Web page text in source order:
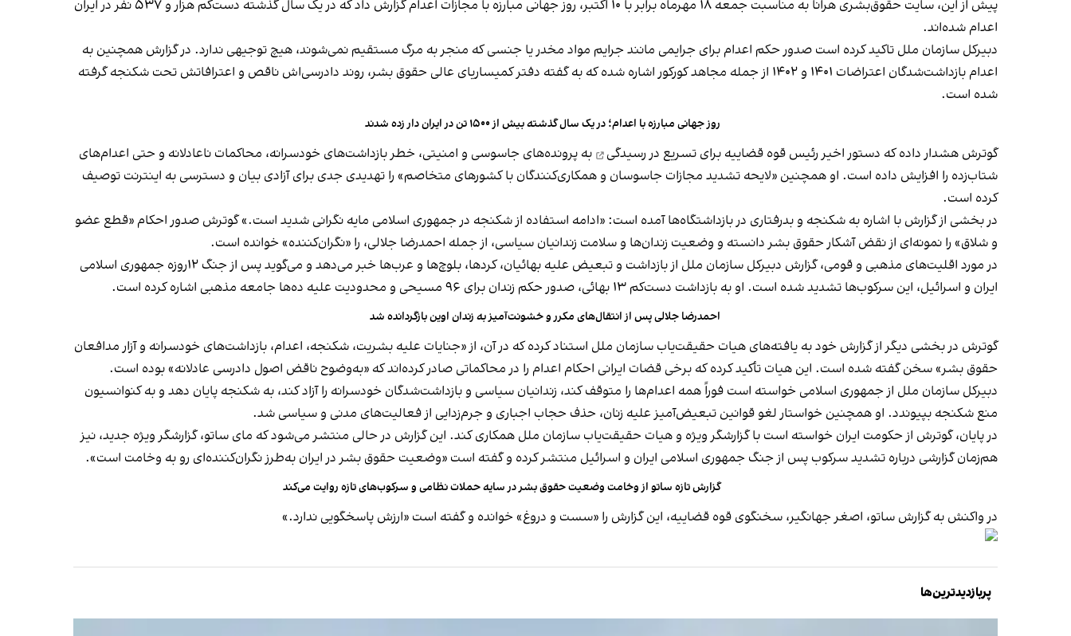
پیش از این،‌ سایت حقوق‌بشری هرانا به مناسبت جمعه ۱۸ مهرماه برابر با ۱۰ اکتبر، روز جهانی مبارزه با مجازات اعدام گزارش داد که در یک سال گذشته دست‌کم هزار و ۵۳۷ نفر در ایران
اعدام شده‌اند.
دبیرکل سازمان ملل تاکید کرده است صدور حکم اعدام برای جرایمی مانند جرایم مواد مخدر یا جنسی که منجر به مرگ مستقیم نمی‌شوند، هیچ توجیهی ندارد. در گزارش همچنین به
اعدام بازداشت‌شدگان اعتراضات ۱۴۰۱ و ۱۴۰۲ از جمله مجاهد کورکور اشاره شده که به گفته دفتر کمیساریای عالی حقوق بشر، روند دادرسی‌اش ناقص و اعترافاتش تحت شکنجه گرفته
شده است.
روز جهانی مبارزه با اعدام؛ در یک سال گذشته بیش از ۱۵۰۰ تن در ایران دار زده شدند
گوترش هشدار داده که دستور اخیر رئیس قوه قضاییه برای تسریع در رسیدگی
به پرونده‌های جاسوسی و امنیتی، خطر بازداشت‌های خودسرانه، محاکمات ناعادلانه و حتی اعدام‌های
شتاب‌زده را افزایش داده است. او همچنین «لایحه تشدید مجازات جاسوسان و همکاری‌کنندگان با کشورهای متخاصم» را تهدیدی جدی برای آزادی بیان و دسترسی به اینترنت توصیف
کرده است.
در بخشی از گزارش با اشاره به شکنجه و بدرفتاری در بازداشتگاه‌ها آمده است: «ادامه استفاده از شکنجه در جمهوری اسلامی مایه نگرانی شدید است.» گوترش صدور احکام «قطع عضو
و شلاق» را نمونه‌ای از نقض آشکار حقوق بشر دانسته و وضعیت زندان‌ها و سلامت زندانیان سیاسی، از جمله احمدرضا جلالی، را «نگران‌کننده» خوانده است.
در مورد اقلیت‌های مذهبی و قومی، گزارش دبیرکل سازمان ملل از بازداشت و تبعیض علیه بهائیان، کردها، بلوچ‌ها و عرب‌ها خبر می‌دهد و می‌گوید پس از جنگ ۱۲روزه جمهوری اسلامی
ایران و اسرائیل، این سرکوب‌ها تشدید شده است. او به بازداشت دست‌کم ۱۳ بهائی، صدور حکم زندان برای ۹۶ مسیحی و محدودیت علیه ده‌ها جامعه مذهبی اشاره کرده است.
احمدرضا جلالی پس از انتقال‌های مکرر و خشونت‌آمیز به زندان اوین بازگردانده شد
گوترش در بخشی دیگر از گزارش خود به یافته‌های هیات حقیقت‌یاب سازمان ملل استناد کرده که در آن، از «جنایات علیه بشریت، شکنجه، اعدام، بازداشت‌های خودسرانه و آزار مدافعان
حقوق بشر» سخن گفته شده است. این هیات تأکید کرده که برخی قضات ایرانی احکام اعدام را در محاکماتی صادر کرده‌اند که «به‌وضوح ناقض اصول دادرسی عادلانه» بوده است.
دبیرکل سازمان ملل از جمهوری اسلامی خواسته است فوراً همه اعدام‌ها را متوقف کند، زندانیان سیاسی و بازداشت‌شدگان خودسرانه را آزاد کند، به شکنجه پایان دهد و به کنوانسیون
منع شکنجه بپیوندد. او همچنین خواستار لغو قوانین تبعیض‌آمیز علیه زنان، حذف حجاب اجباری و جرم‌زدایی از فعالیت‌های مدنی و سیاسی شد.
در پایان، گوترش از حکومت ایران خواسته است با گزارشگر ویژه و هیات حقیقت‌یاب سازمان ملل همکاری کند. این گزارش در حالی منتشر می‌شود که مای ساتو، گزارشگر ویژه جدید، نیز
هم‌زمان گزارشی درباره تشدید سرکوب پس از جنگ جمهوری اسلامی ایران و اسرائیل منتشر کرده و گفته است «وضعیت حقوق بشر در ایران به‌طرز نگران‌کننده‌ای رو به وخامت است».
گزارش تازه ساتو از وخامت وضعیت حقوق بشر در سایه حملات نظامی و سرکوب‌های تازه روایت می‌کند
در واکنش به گزارش ساتو، اصغر جهانگیر، سخنگوی قوه قضاییه، این گزارش را «سست و دروغ» خوانده و گفته است «ارزش پاسخگویی ندارد.»
پربازدیدترین‌ها